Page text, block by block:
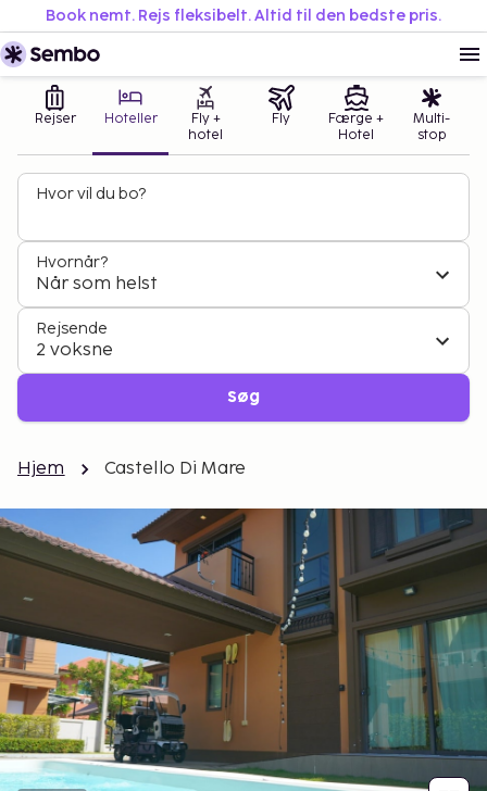
Book nemt. Rejs fleksibelt. Altid til den bedste pris.
Rejser Hoteller
Fly +
hotel
Fly
Færge +
Hotel
Multi-
stop
Hvor vil du bo?
Hvornår?
Når som helst
Rejsende
2 voksne
Søg
Hjem Castello Di Mare